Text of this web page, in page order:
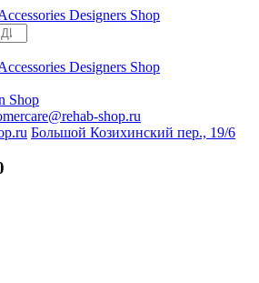
Designers Shop
Designers Shop
Shop
shop.ru
Большой Козихинский пер., 19/6